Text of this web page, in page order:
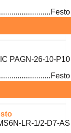
Festo
PAGN-26-10-P10
Festo
LR-1/2-D7-AS